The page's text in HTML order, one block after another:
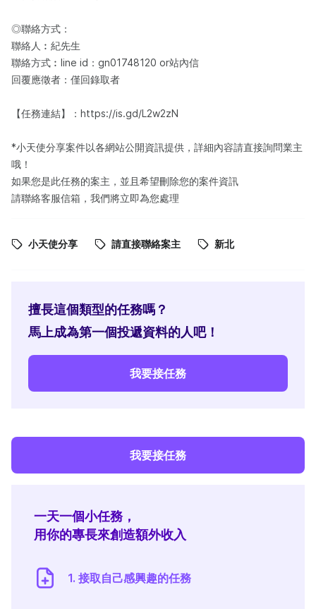
◎聯絡方式：
聯絡人︰紀先生
聯絡方式︰line id：gn01748120 or站內信
回覆應徵者：僅回錄取者
【任務連結】：https://is.gd/L2w2zN
*小天使分享案件以各網站公開資訊提供，詳細內容請直接詢問業主
哦！
如果您是此任務的案主，並且希望刪除您的案件資訊
請聯絡客服信箱，我們將立即為您處理
小天使分享 請直接聯絡案主 新北
擅長這個類型的任務嗎？
馬上成為第一個投遞資料的人吧！
我要接任務
我要接任務
一天一個小任務，
用你的專長來創造額外收入
1. 接取自己感興趣的任務